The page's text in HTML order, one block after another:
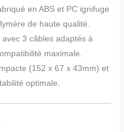
en ABS et PC ignifuge
de haute qualité.
avec 3 câbles adaptés à
maximale.
(152 x 67 x 43mm) et
optimale.